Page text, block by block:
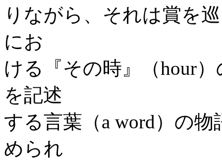
りながら、それは賞を
にお
ける『その時』（hour
を記述
する言葉（a word）の
められ